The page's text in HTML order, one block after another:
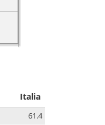
Italia
61.4